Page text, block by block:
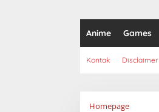
Anime Games
Kontak Disclaimer
HomepageLampiran